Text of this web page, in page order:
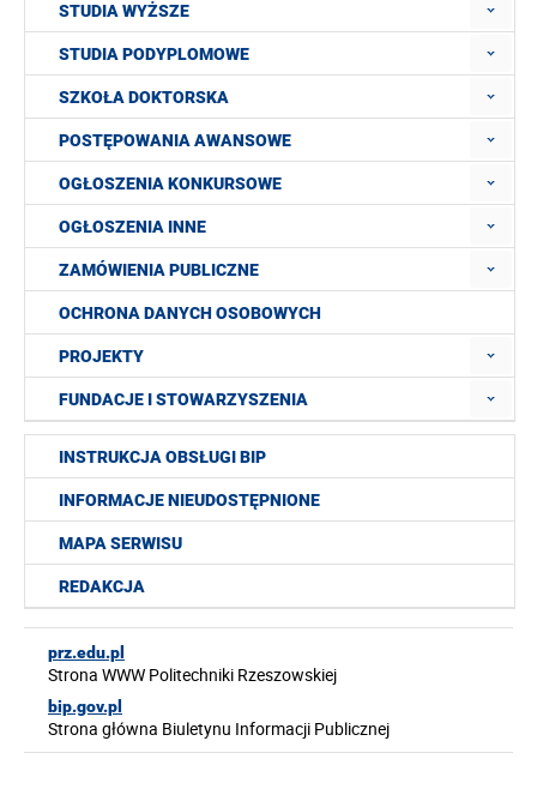
STUDIA WYŻSZE
STUDIA PODYPLOMOWE
SZKOŁA DOKTORSKA
POSTĘPOWANIA AWANSOWE
OGŁOSZENIA KONKURSOWE
OGŁOSZENIA INNE
ZAMÓWIENIA PUBLICZNE
OCHRONA DANYCH OSOBOWYCH
PROJEKTY
FUNDACJE I STOWARZYSZENIA
INSTRUKCJA OBSŁUGI BIP
INFORMACJE NIEUDOSTĘPNIONE
MAPA SERWISU
REDAKCJA
prz.edu.pl
Strona WWW Politechniki Rzeszowskiej
bip.gov.pl
Strona główna Biuletynu Informacji Publicznej